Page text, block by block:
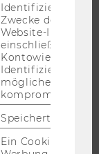
Identifiziert den
Zwecke der
Website-
einschließlich der
Identifizierung
möglicherweise
kompromittierten
Speichert
Ein Cookie für